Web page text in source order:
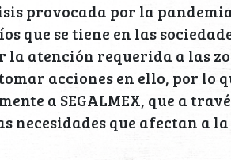
provocada por la pandemia
que se tiene en las
atención requerida a las
acciones en ello, por lo
a SEGALMEX, que a
que afectan a